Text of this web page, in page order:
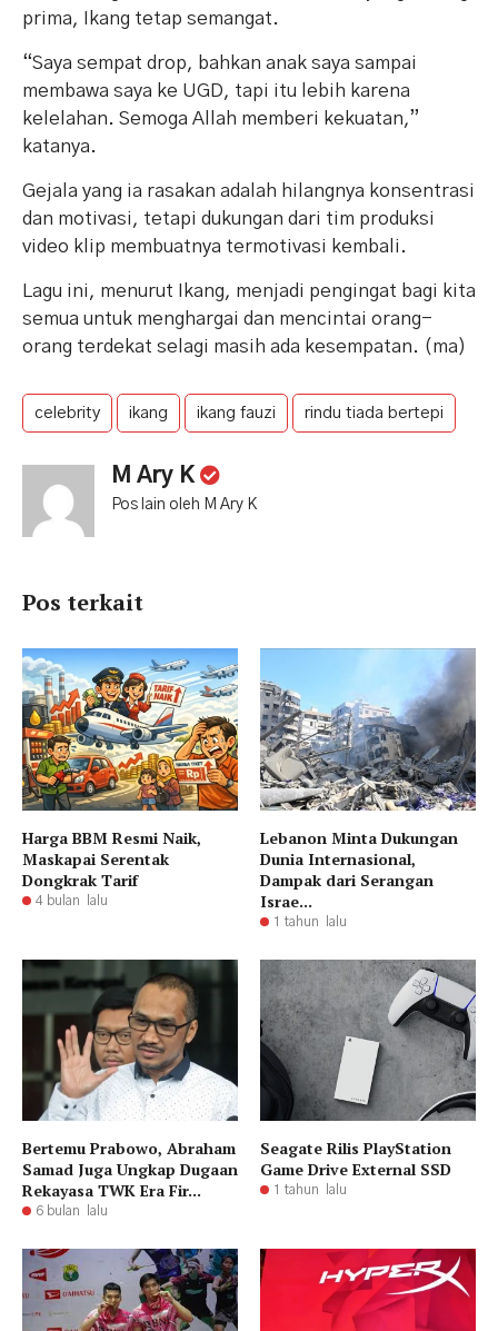
prima, Ikang tetap semangat.
“Saya sempat drop, bahkan anak saya sampai
membawa saya ke UGD, tapi itu lebih karena
kelelahan. Semoga Allah memberi kekuatan,”
katanya.
Gejala yang ia rasakan adalah hilangnya konsentrasi
dan motivasi, tetapi dukungan dari tim produksi
video klip membuatnya termotivasi kembali.
Lagu ini, menurut Ikang, menjadi pengingat bagi kita
semua untuk menghargai dan mencintai orang-
orang terdekat selagi masih ada kesempatan. (ma)
celebrity ikang ikang fauzi rindu tiada bertepi
M Ary K
Pos lain oleh M Ary K
Pos terkait
Harga BBM Resmi Naik,
Maskapai Serentak
Dongkrak Tarif
4 bulan lalu
Lebanon Minta Dukungan
Dunia Internasional,
Dampak dari Serangan
Israe...
1 tahun lalu
Bertemu Prabowo, Abraham
Samad Juga Ungkap Dugaan
Rekayasa TWK Era Fir...
6 bulan lalu
Seagate Rilis PlayStation
Game Drive External SSD
1 tahun lalu